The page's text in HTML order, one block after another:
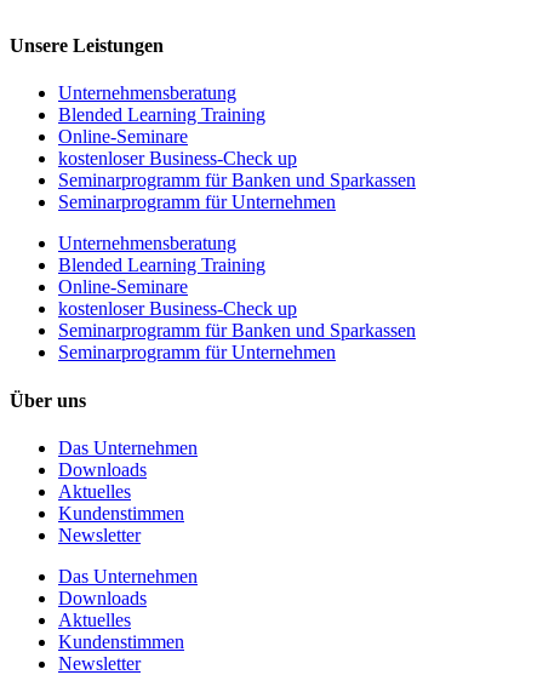
Unsere Leistungen
Unternehmens­beratung
Blended Learning Training
Online-Seminare
kostenloser Business-Check up
Seminarprogramm für Banken und Sparkassen
Seminarprogramm für Unternehmen
Unternehmens­beratung
Blended Learning Training
Online-Seminare
kostenloser Business-Check up
Seminarprogramm für Banken und Sparkassen
Seminarprogramm für Unternehmen
Über uns
Das Unternehmen
Downloads
Aktuelles
Kundenstimmen
Newsletter
Das Unternehmen
Downloads
Aktuelles
Kundenstimmen
Newsletter